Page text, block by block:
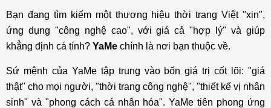
Bạn đang tìm kiếm một thương hiệu thời trang Việt "xịn",
ứng dụng "công nghệ cao", với giá cả "hợp lý" và giúp
khẳng định cá tính? YaMe chính là nơi bạn thuộc về.
Sứ mệnh của YaMe tập trung vào bốn giá trị cốt lõi: "giá
thật" cho mọi người, "thời trang công nghệ", "thiết kế vị nhân
sinh" và "phong cách cá nhân hóa". YaMe tiên phong ứng